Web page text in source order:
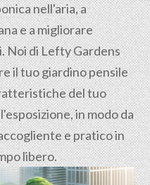
nell'aria, a
e a migliorare
Noi di Lefty Gardens
il tuo giardino pensile
del tuo
in modo da
e pratico in
libero.